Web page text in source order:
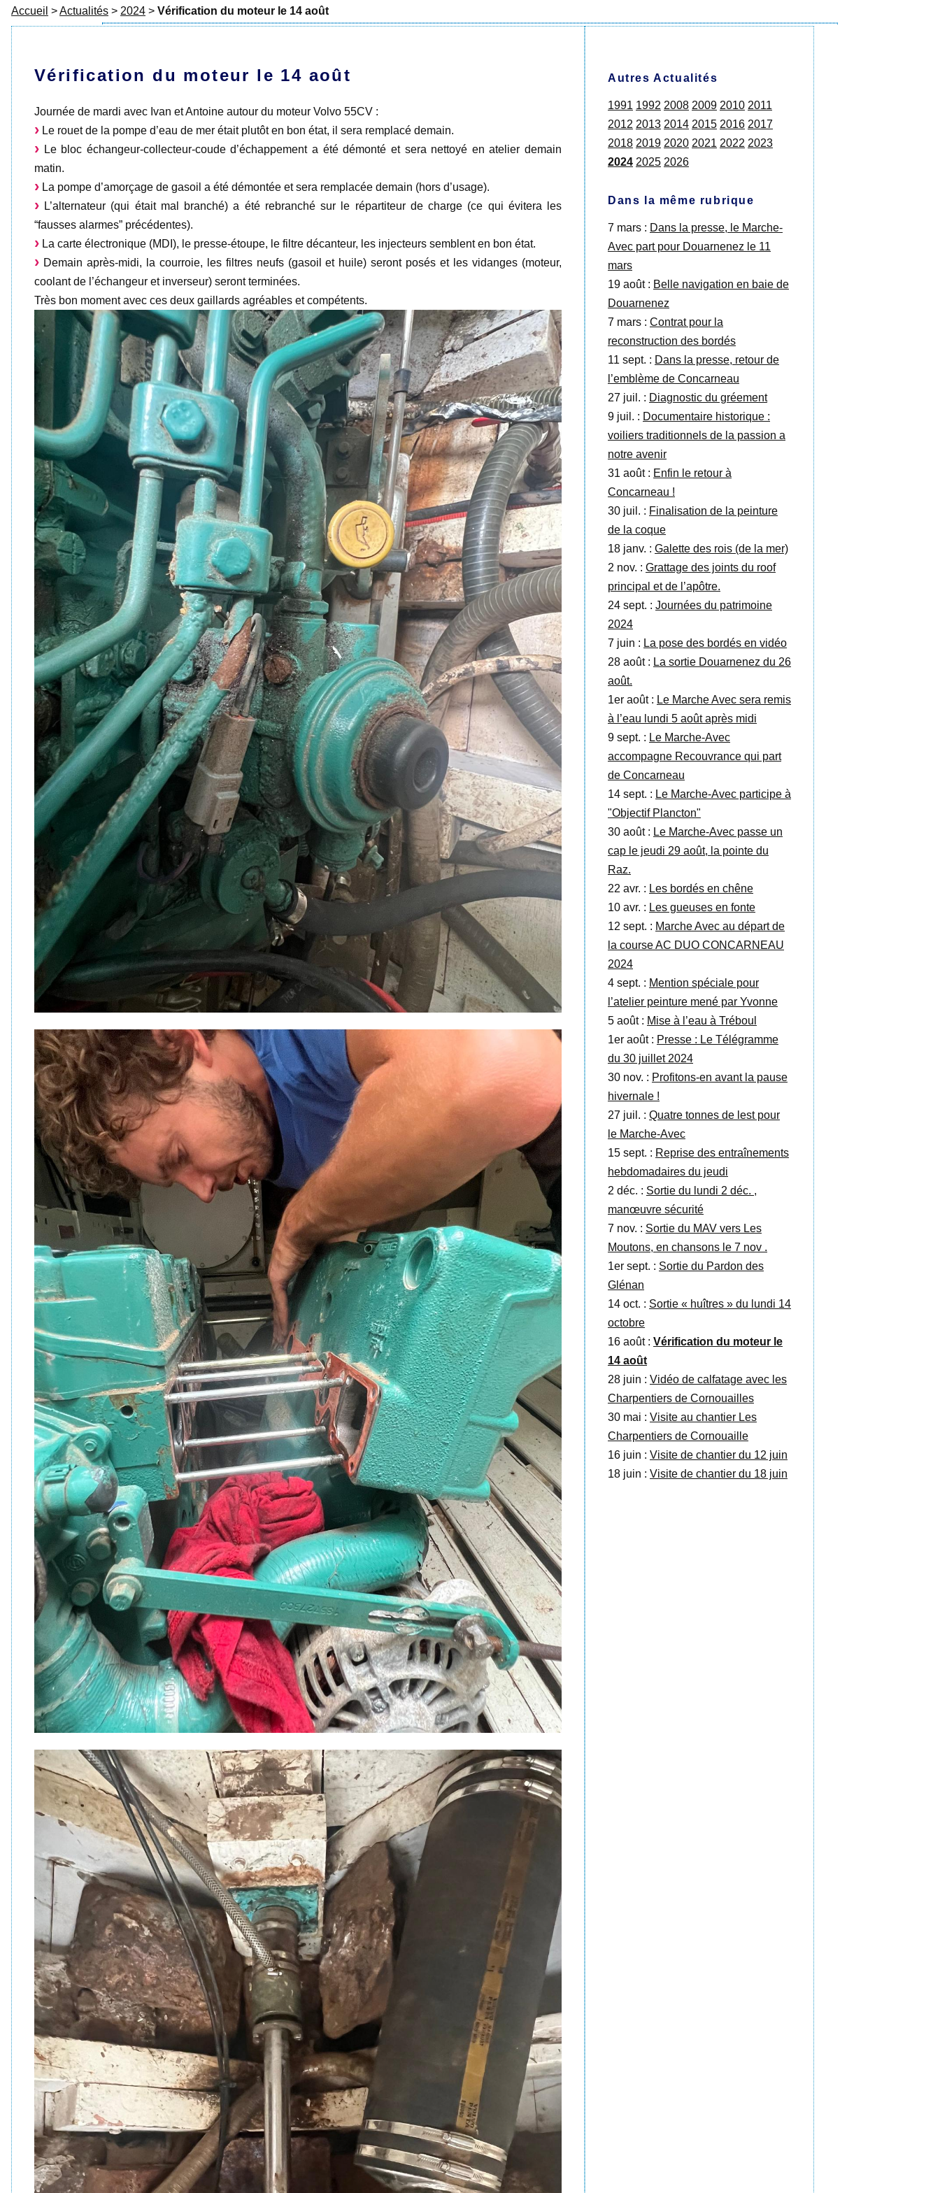
Accueil >Actualités > 2024 > Vérification du moteur le 14 août
Vérification du moteur le 14 août
Journée de mardi avec Ivan et Antoine autour du moteur Volvo 55CV :
Le rouet de la pompe d’eau de mer était plutôt en bon état, il sera remplacé demain.
Le bloc échangeur-collecteur-coude d’échappement a été démonté et sera nettoyé en atelier demain
matin.
La pompe d’amorçage de gasoil a été démontée et sera remplacée demain (hors d’usage).
L’alternateur (qui était mal branché) a été rebranché sur le répartiteur de charge (ce qui évitera les
“fausses alarmes” précédentes).
La carte électronique (MDI), le presse-étoupe, le filtre décanteur, les injecteurs semblent en bon état.
Demain après-midi, la courroie, les filtres neufs (gasoil et huile) seront posés et les vidanges (moteur,
coolant de l’échangeur et inverseur) seront terminées.
Très bon moment avec ces deux gaillards agréables et compétents.
Autres Actualités
1991 1992 2008 2009 2010 2011
2012 2013 2014 2015 2016 2017
2018 2019 2020 2021 2022 2023
2024 2025 2026
Dans la même rubrique
7 mars : Dans la presse, le Marche-
Avec part pour Douarnenez le 11
mars
19 août : Belle navigation en baie de
Douarnenez
7 mars : Contrat pour la
reconstruction des bordés
11 sept. : Dans la presse, retour de
l’emblème de Concarneau
27 juil. : Diagnostic du gréement
9 juil. : Documentaire historique :
voiliers traditionnels de la passion a
notre avenir
31 août : Enfin le retour à
Concarneau !
30 juil. : Finalisation de la peinture
de la coque
18 janv. : Galette des rois (de la mer)
2 nov. : Grattage des joints du roof
principal et de l’apôtre.
24 sept. : Journées du patrimoine
2024
7 juin : La pose des bordés en vidéo
28 août : La sortie Douarnenez du 26
août.
1er août : Le Marche Avec sera remis
à l’eau lundi 5 août après midi
9 sept. : Le Marche-Avec
accompagne Recouvrance qui part
de Concarneau
14 sept. : Le Marche-Avec participe à
"Objectif Plancton"
30 août : Le Marche-Avec passe un
cap le jeudi 29 août, la pointe du
Raz.
22 avr. : Les bordés en chêne
10 avr. : Les gueuses en fonte
12 sept. : Marche Avec au départ de
la course AC DUO CONCARNEAU
2024
4 sept. : Mention spéciale pour
l’atelier peinture mené par Yvonne
5 août : Mise à l’eau à Tréboul
1er août : Presse : Le Télégramme
du 30 juillet 2024
30 nov. : Profitons-en avant la pause
hivernale !
27 juil. : Quatre tonnes de lest pour
le Marche-Avec
15 sept. : Reprise des entraînements
hebdomadaires du jeudi
2 déc. : Sortie du lundi 2 déc. ,
manœuvre sécurité
7 nov. : Sortie du MAV vers Les
Moutons, en chansons le 7 nov .
1er sept. : Sortie du Pardon des
Glénan
14 oct. : Sortie « huîtres » du lundi 14
octobre
16 août : Vérification du moteur le
14 août
28 juin : Vidéo de calfatage avec les
Charpentiers de Cornouailles
30 mai : Visite au chantier Les
Charpentiers de Cornouaille
16 juin : Visite de chantier du 12 juin
18 juin : Visite de chantier du 18 juin